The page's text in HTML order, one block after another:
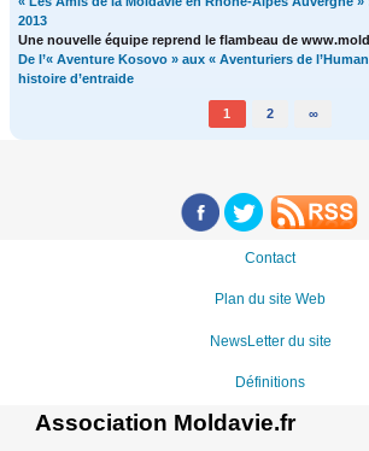
2013
Une nouvelle équipe reprend le flambeau de
De l’« Aventure Kosovo » aux « Aventuriers de
histoire d’entraide
1 2 ∞
Contact
Plan du site Web
NewsLetter du site
Définitions
Association Moldavie.fr